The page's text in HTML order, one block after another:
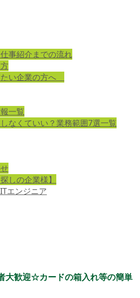
事紹介までの流れ
い企業の方へ
一覧
なくていい？業務範囲7選一覧
しの企業様】
エンジニア
歓迎☆カードの箱入れ等の簡単